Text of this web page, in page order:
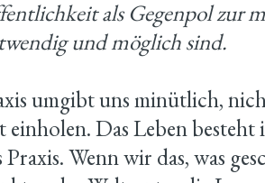
als Gegenpol zur
und möglich sind.
umgibt uns minütlich,
einholen. Das Leben
Praxis. Wenn wir das, was